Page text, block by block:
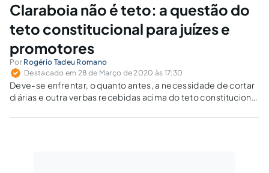
Claraboia não é teto: a questão do
teto constitucional para juízes e
promotores
Por Rogério Tadeu Romano
Destacado em 28 de Março de 2020 às 17:30
Deve-se enfrentar, o quanto antes, a necessidade de cortar
diárias e outra verbas recebidas acima do teto constitucional
membros do MP.